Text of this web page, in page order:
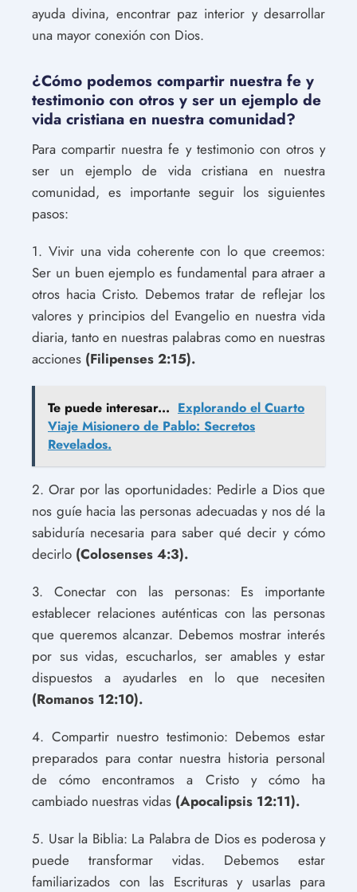
ayuda divina, encontrar paz interior y desarrollar
una mayor conexión con Dios.
¿Cómo podemos compartir nuestra fe y
testimonio con otros y ser un ejemplo de
vida cristiana en nuestra comunidad?
Para compartir nuestra fe y testimonio con otros y
ser un ejemplo de vida cristiana en nuestra
comunidad, es importante seguir los siguientes
pasos:
1. Vivir una vida coherente con lo que creemos:
Ser un buen ejemplo es fundamental para atraer a
otros hacia Cristo. Debemos tratar de reflejar los
valores y principios del Evangelio en nuestra vida
diaria, tanto en nuestras palabras como en nuestras
acciones (Filipenses 2:15).
Te puede interesar... Explorando el Cuarto
Viaje Misionero de Pablo: Secretos
Revelados.
2. Orar por las oportunidades: Pedirle a Dios que
nos guíe hacia las personas adecuadas y nos dé la
sabiduría necesaria para saber qué decir y cómo
decirlo (Colosenses 4:3).
3. Conectar con las personas: Es importante
establecer relaciones auténticas con las personas
que queremos alcanzar. Debemos mostrar interés
por sus vidas, escucharlos, ser amables y estar
dispuestos a ayudarles en lo que necesiten
(Romanos 12:10).
4. Compartir nuestro testimonio: Debemos estar
preparados para contar nuestra historia personal
de cómo encontramos a Cristo y cómo ha
cambiado nuestras vidas (Apocalipsis 12:11).
5. Usar la Biblia: La Palabra de Dios es poderosa y
puede transformar vidas. Debemos estar
familiarizados con las Escrituras y usarlas para